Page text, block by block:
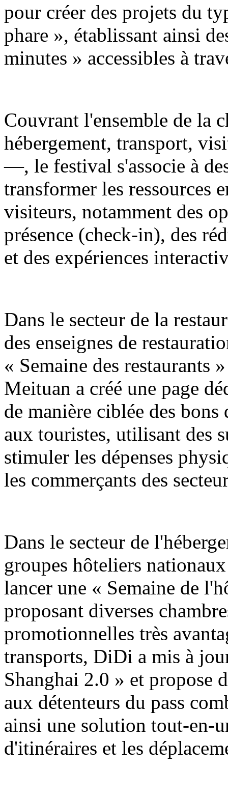
pour créer des projets du
phare », établissant ainsi
minutes » accessibles à
Couvrant l'ensemble de la
hébergement, transport,
—, le festival s'associe à
transformer les ressources
visiteurs, notamment des
présence (check-in), des
et des expériences
Dans le secteur de la
des enseignes de
« Semaine des restaurants
Meituan a créé une page
de manière ciblée des
aux touristes, utilisant des
stimuler les dépenses
les commerçants des
Dans le secteur de
groupes hôteliers
lancer une « Semaine de
proposant diverses
promotionnelles très
transports, DiDi a mis à
Shanghai 2.0 » et propose
aux détenteurs du pass
ainsi une solution tout-en-
d'itinéraires et les